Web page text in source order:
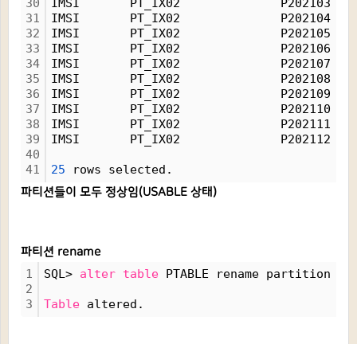
30
31
32
33
34
35
36
37
38
39
40
41
IMSI       PT_IX02              P202103
IMSI       PT_IX02              P202104
IMSI       PT_IX02              P202105
IMSI       PT_IX02              P202106
IMSI       PT_IX02              P202107
IMSI       PT_IX02              P202108
IMSI       PT_IX02              P202109
IMSI       PT_IX02              P202110
IMSI       PT_IX02              P202111
IMSI       PT_IX02              P202112
25 rows selected.
파티션들이 모두 정상임(USABLE 상태)
파티션 rename
1
2
3
SQL> alter table PTABLE rename partition
Table altered.